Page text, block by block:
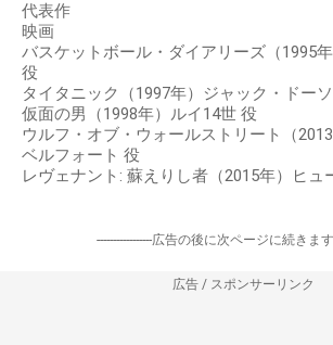
代表作
映画
バスケットボール・ダイアリーズ（1995
役
タイタニック（1997年）ジャック・ドー
仮面の男（1998年）ルイ14世 役
ウルフ・オブ・ウォールストリート（
ベルフォート 役
レヴェナント: 蘇えりし者（2015年）ヒュ
-----------------広告の後に次ページに続きます
広告 / スポンサーリンク